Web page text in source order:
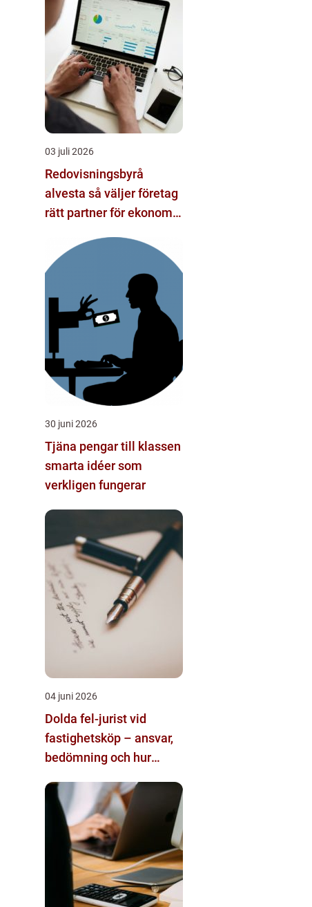
03 juli 2026
Redovisningsbyrå
alvesta så väljer företag
rätt partner för ekonomi
30 juni 2026
Tjäna pengar till klassen
smarta idéer som
verkligen fungerar
04 juni 2026
Dolda fel-jurist vid
fastighetsköp – ansvar,
bedömning och hur
utgången